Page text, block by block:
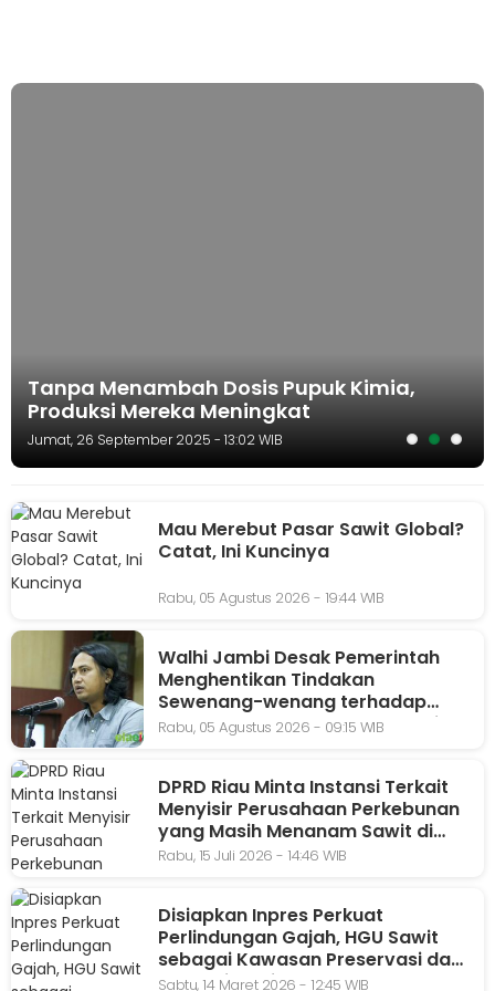
Tanpa Menambah Dosis Pupuk Kimia,
Produksi Mereka Meningkat
Jumat, 26 September 2025 - 13:02 WIB
Mau Merebut Pasar Sawit Global?
Catat, Ini Kuncinya
Rabu, 05 Agustus 2026 - 19:44 WIB
Walhi Jambi Desak Pemerintah
Menghentikan Tindakan
Sewenang-wenang terhadap
Kebun-kebun Masyarakat Kecil
Rabu, 05 Agustus 2026 - 09:15 WIB
DPRD Riau Minta Instansi Terkait
Menyisir Perusahaan Perkebunan
yang Masih Menanam Sawit di
Tepian Sungai
Rabu, 15 Juli 2026 - 14:46 WIB
Disiapkan Inpres Perkuat
Perlindungan Gajah, HGU Sawit
sebagai Kawasan Preservasi dan
Jalur Migrasi
Sabtu, 14 Maret 2026 - 12:45 WIB